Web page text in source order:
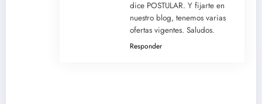
dice POSTULAR. Y fijarte en
nuestro blog, tenemos varias
ofertas vigentes. Saludos.
Responder